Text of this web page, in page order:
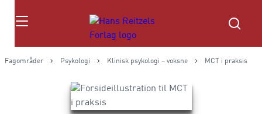
Søg
Fagområder Psykologi Klinisk psykologi – voksne MCT i praksis